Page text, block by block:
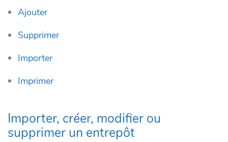
Ajouter
Supprimer
Importer
Imprimer
Importer, créer, modifier ou
supprimer un entrepôt